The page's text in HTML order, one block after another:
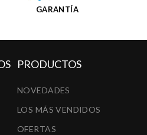
GARANTÍA
PRODUCTOS
NOVEDADES
LOS MÁS VENDIDOS
OFERTAS